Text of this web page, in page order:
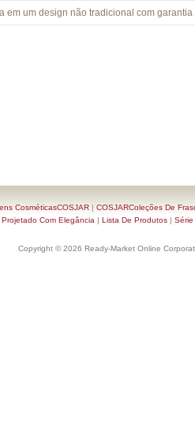
em um design não tradicional com
CosméticasCOSJAR| COSJARColeções De
Com Elegância | Lista De Produtos | Série
Copyright © 2026 Ready-Market Online